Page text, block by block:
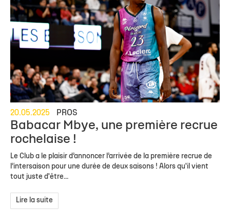
20.05.2025 PROS
Babacar Mbye, une première recrue
rochelaise !
Le Club a le plaisir d’annoncer l’arrivée de la première recrue de
l’intersaison pour une durée de deux saisons ! Alors qu'il vient
tout juste d'être...
Lire la suite